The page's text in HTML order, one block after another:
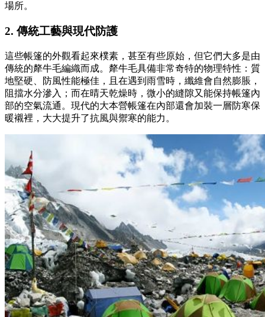
場所。
2. 傳統工藝與現代防護
這些帳篷的外觀看起來樸素，甚至有些原始，但它們大多是由
傳統的犛牛毛編織而成。犛牛毛具備非常奇特的物理特性：質
地堅硬、防風性能極佳，且在遇到雨雪時，纖維會自然膨脹，
阻擋水分滲入；而在晴天乾燥時，微小的縫隙又能保持帳篷內
部的空氣流通。現代的大本營帳篷在內部還會加裝一層防寒保
暖襯裡，大大提升了抗風與禦寒的能力。